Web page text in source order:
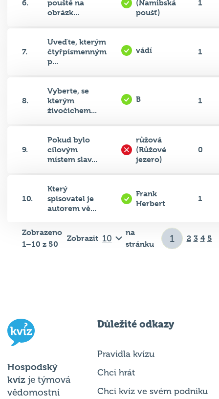
6.
pouště na
obrázk...
(Namibská
poušť)
1
7.
Uveďte, kterým
čtyřpísmenným
p...
vádí 1
8.
Vyberte, se
kterým
živočichem...
B 1
9.
Pokud bylo
cílovým
místem slav...
růžová
(Růžové
jezero)
0
10.
Který
spisovatel je
autorem vě...
Frank
Herbert
1
Zobrazeno
1–10 z 50
Zobrazit
na
stránku
2 3 4 5
Hospodský
kvíz je týmová
vědomostní
Důležité odkazy
Pravidla kvízu
Chci hrát
Chci kvíz ve svém podniku